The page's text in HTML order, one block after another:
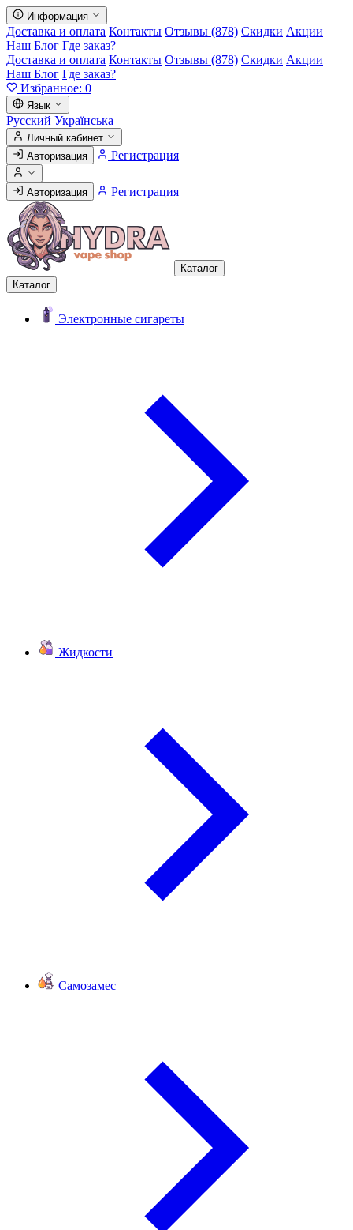
Информация
Доставка и оплата Контакты Отзывы (878) Скидки Акции
Наш Блог Где заказ?
Доставка и оплата Контакты Отзывы (878) Скидки Акции
Наш Блог Где заказ?
Избранное: 0
Язык
Русский Українська
Личный кабинет
Авторизация
Регистрация
Авторизация Регистрация
Каталог
Каталог
Электронные сигареты
Жидкости
Самозамес